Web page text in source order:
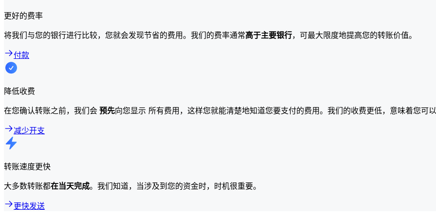
更好的费率
将我们与您的银行进行比较，您就会发现节省的费用。我们的费率通常高于主要银行，可最大限度地提高您的转账价值。
付款
降低收费
在您确认转账之前，我们会 预先向您显示 所有费用，这样您就能清楚地知道您要支付的费用。我们的收费更低，意味着您可以
减少开支
转账速度更快
大多数转账都在当天完成。我们知道，当涉及到您的资金时，时机很重要。
更快发送